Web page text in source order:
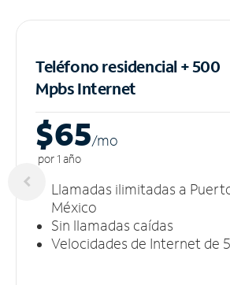
Teléfono residencial + 500
MpbsInternet
$65/mo
por 1 año
Llamadas ilimitadas a
México
Sin llamadas caídas
Velocidades de Internet de